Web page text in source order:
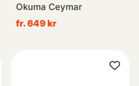
Okuma Ceymar
fr. 649 kr